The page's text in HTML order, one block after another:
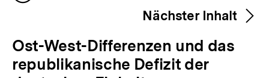
e
i
g
Nächster Inhalt
N
ä
Ost-West-Differenzen und das
republikanische Defizit der